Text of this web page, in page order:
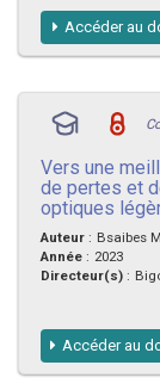
Accéder au
Vers une
de pertes et
optiques
Auteur : Bsaibes
Année : 2023
Directeur(s) :
Accéder au